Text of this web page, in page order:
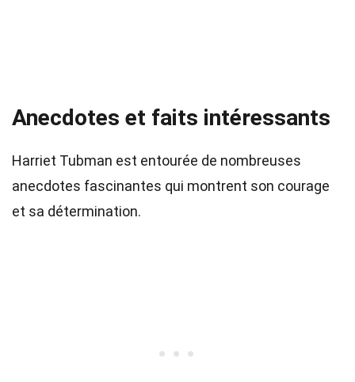
Anecdotes et faits intéressants
Harriet Tubman est entourée de nombreuses
anecdotes fascinantes qui montrent son courage
et sa détermination.